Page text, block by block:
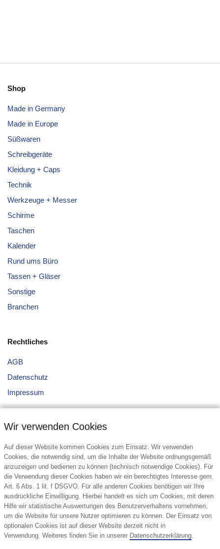
Shop
Made in Germany
Made in Europe
Süßwaren
Schreibgeräte
Kleidung + Caps
Technik
Werkzeuge + Messer
Schirme
Taschen
Kalender
Rund ums Büro
Tassen + Gläser
Sonstige
Branchen
Rechtliches
AGB
Datenschutz
Impressum
Kontakt
top display International GmbH
Winterhuder Weg 82
22085 Hamburg
Deutschland
Tel.: +49 (40) 611609-0
Wir verwenden Cookies
Auf dieser Website kommen Cookies zum Einsatz. Wir verwenden
Cookies, die notwendig sind, um die Inhalte der Website ordnungsgemäß
anzuzeigen und bedienen zu können (technisch notwendige Cookies). Für
die Verwendung dieser Cookies haben wir ein berechtigtes Interesse gem.
Art. 6 Abs. 1 lit. f DSGVO. Für alle anderen Cookies benötigen wir Ihre
ausdrückliche Einwilligung. Hierbei handelt es sich um Cookies, mit deren
Hilfe wir statistische Auswertungen des Benutzerverhaltens vornehmen,
um die Website für unsere Nutzer optimieren zu können. Der Einsatz von
optionalen Cookies ist auf dieser Website derzeit nicht in
Verwendung. Weiteres finden Sie in unserer Datenschutzerklärung.